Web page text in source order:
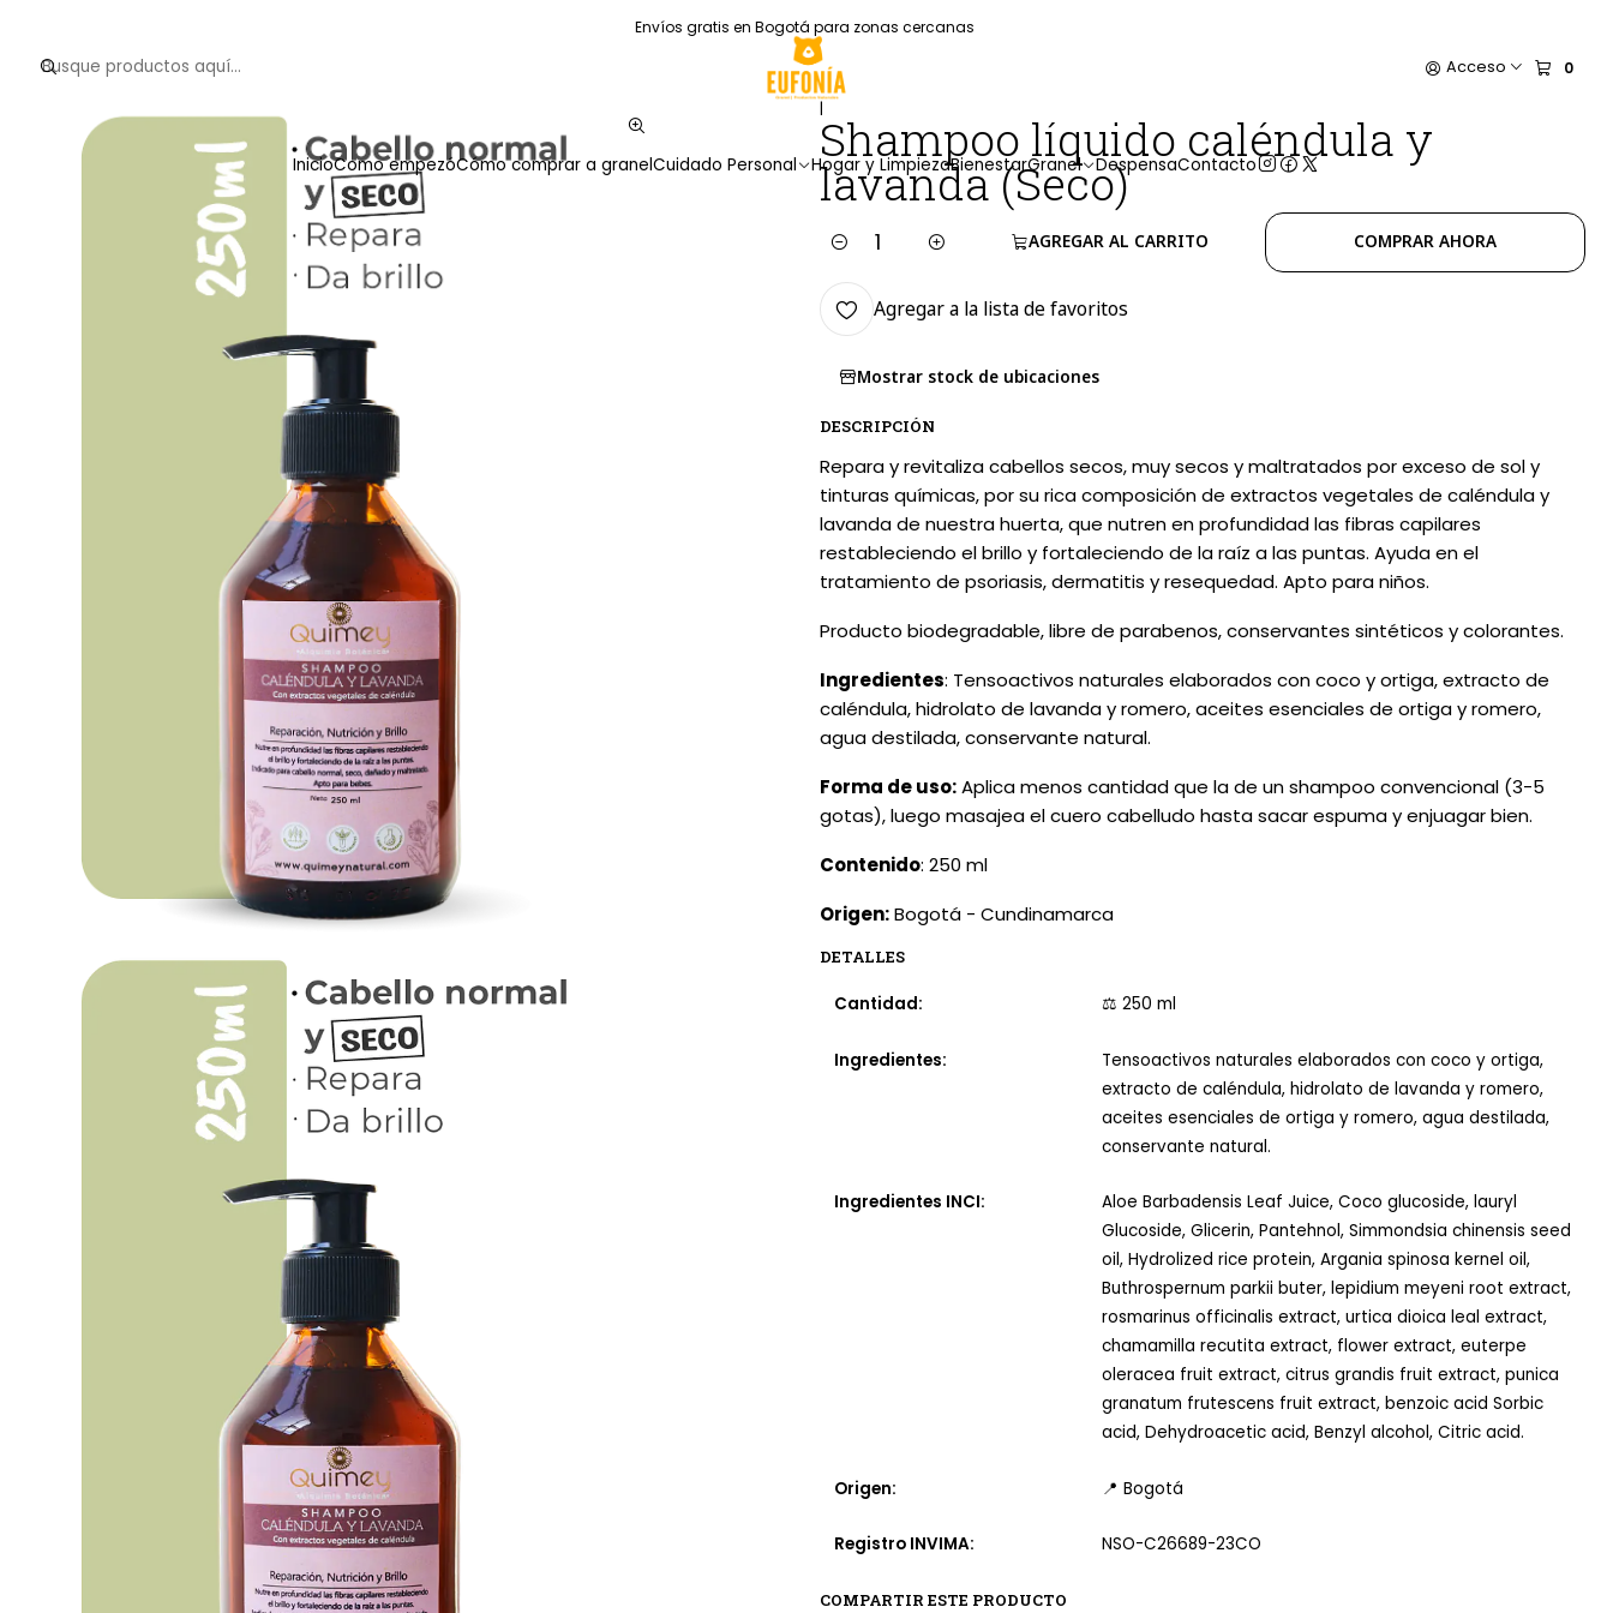
Acceso 0
InicioComo empezóCómo comprar a granelCuidado Personal Hogar y LimpiezaBienestarGranel DespensaContacto
Envíos gratis en Bogotá para zonas cercanas
|
Shampoo líquido caléndula y
lavanda (Seco)
Cantidad
AGREGAR AL CARRITO COMPRAR AHORA
Agregar a la lista de favoritos
Mostrar stock de ubicaciones
DESCRIPCIÓN
Repara y revitaliza cabellos secos, muy secos y maltratados por exceso de sol y
tinturas químicas, por su rica composición de extractos vegetales de caléndula y
lavanda de nuestra huerta, que nutren en profundidad las fibras capilares
restableciendo el brillo y fortaleciendo de la raíz a las puntas. Ayuda en el
tratamiento de psoriasis, dermatitis y resequedad. Apto para niños.
Producto biodegradable, libre de parabenos, conservantes sintéticos y colorantes.
Ingredientes: Tensoactivos naturales elaborados con coco y ortiga, extracto de
caléndula, hidrolato de lavanda y romero, aceites esenciales de ortiga y romero,
agua destilada, conservante natural.
Forma de uso:Aplica menos cantidad que la de un shampoo convencional (3-5
gotas), luego masajea el cuero cabelludo hasta sacar espuma y enjuagar bien.
Contenido: 250 ml
Origen:Bogotá - Cundinamarca
DETALLES
Cantidad: ⚖️ 250 ml
Ingredientes:
Tensoactivos naturales elaborados con coco y ortiga,
extracto de caléndula, hidrolato de lavanda y romero,
aceites esenciales de ortiga y romero, agua destilada,
conservante natural.
Ingredientes INCI:
Aloe Barbadensis Leaf Juice, Coco glucoside, lauryl
Glucoside, Glicerin, Pantehnol, Simmondsia chinensis seed
oil, Hydrolized rice protein, Argania spinosa kernel oil,
Buthrospernum parkii buter, lepidium meyeni root extract,
rosmarinus officinalis extract, urtica dioica leal extract,
chamamilla recutita extract, flower extract, euterpe
oleracea fruit extract, citrus grandis fruit extract, punica
granatum frutescens fruit extract, benzoic acid Sorbic
acid, Dehydroacetic acid, Benzyl alcohol, Citric acid.
Origen: 📍 Bogotá
Registro INVIMA: NSO-C26689-23CO
COMPARTIR ESTE PRODUCTO